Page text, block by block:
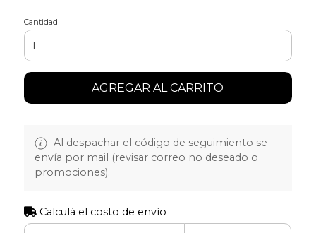
Cantidad
AGREGAR AL CARRITO
Al despachar el código de seguimiento se
envía por mail (revisar correo no deseado o
promociones).
Calculá el costo de envío